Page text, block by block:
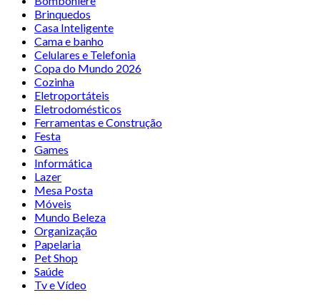
Brinquedos
Casa Inteligente
Cama e banho
Celulares e Telefonia
Copa do Mundo 2026
Cozinha
Eletroportáteis
Eletrodomésticos
Ferramentas e Construção
Festa
Games
Informática
Lazer
Mesa Posta
Móveis
Mundo Beleza
Organização
Papelaria
Pet Shop
Saúde
Tv e Vídeo